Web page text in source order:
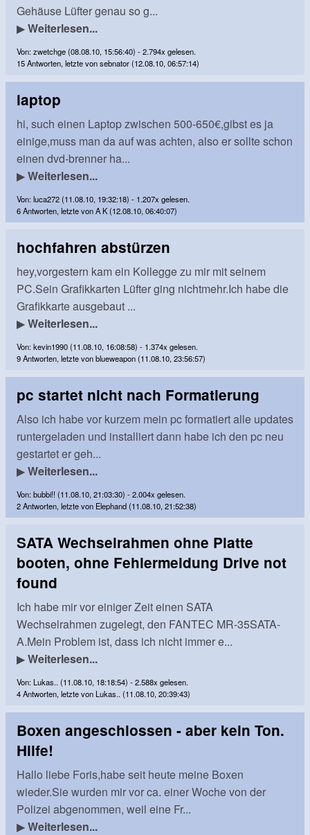
Gehäuse Lüfter genau so g...
▶Weiterlesen...
Von: zwetchge (08.08.10, 15:56:40) - 2.794x gelesen.
15 Antworten, letzte von sebnator (12.08.10, 06:57:14)
laptop
hi, such einen Laptop zwischen 500-650€,gibst es ja
einige,muss man da auf was achten, also er sollte schon
einen dvd-brenner ha...
▶Weiterlesen...
Von: luca272 (11.08.10, 19:32:18) - 1.207x gelesen.
6 Antworten, letzte von A K (12.08.10, 06:40:07)
hochfahren abstürzen
hey,vorgestern kam ein Kollegge zu mir mit seinem
PC.Sein Grafikkarten Lüfter ging nichtmehr.Ich habe die
Grafikkarte ausgebaut ...
▶Weiterlesen...
Von: kevin1990 (11.08.10, 16:08:58) - 1.374x gelesen.
9 Antworten, letzte von blueweapon (11.08.10, 23:56:57)
pc startet nicht nach Formatierung
Also ich habe vor kurzem mein pc formatiert alle updates
runtergeladen und installiert dann habe ich den pc neu
gestartet er geh...
▶Weiterlesen...
Von: bubbi!! (11.08.10, 21:03:30) - 2.004x gelesen.
2 Antworten, letzte von Elephand (11.08.10, 21:52:38)
SATA Wechselrahmen ohne Platte
booten, ohne Fehlermeldung Drive not
found
Ich habe mir vor einiger Zeit einen SATA
Wechselrahmen zugelegt, den FANTEC MR-35SATA-
A.Mein Problem ist, dass ich nicht immer e...
▶Weiterlesen...
Von: Lukas.. (11.08.10, 18:18:54) - 2.588x gelesen.
4 Antworten, letzte von Lukas.. (11.08.10, 20:39:43)
Boxen angeschlossen - aber kein Ton.
Hilfe!
Hallo liebe Foris,habe seit heute meine Boxen
wieder.Sie wurden mir vor ca. einer Woche von der
Polizei abgenommen, weil eine Fr...
▶Weiterlesen...